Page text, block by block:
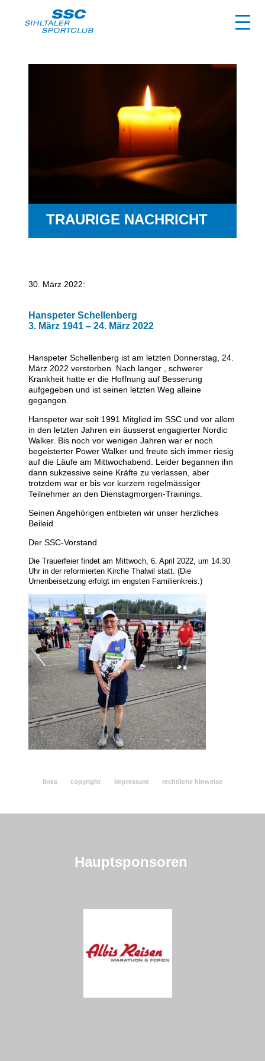
montagabend ganzkörpertraining
dienstagmorgen laufen
dienstagabend biken
mittwochabend laufen
donnerstagabend body-toning
donnerstagabend rennrad-ausfahrten
berichte
fotos + filme
touren
freitagabend triathlon-schwimmen
samstagmorgen-trainings
bestzeiten-meldung
marktplatz
sponsoren + gemeinden
ssc mitglieder-bereich
ssc-mitglieder-adressliste
ssc-gv 2026 (alle unterlagen)
protokolle gv 2015 – 2025
ssc-jahresprogramm 2026
TRAURIGE NACHRICHT
30. März 2022:
Hanspeter Schellenberg
3. März 1941 – 24. März 2022
Hanspeter Schellenberg ist am letzten Donnerstag, 24.
März 2022 verstorben. Nach langer , schwerer
Krankheit hatte er die Hoffnung auf Besserung
aufgegeben und ist seinen letzten Weg alleine
gegangen.
Hanspeter war seit 1991 Mitglied im SSC und vor allem
in den letzten Jahren ein äusserst engagierter Nordic
Walker. Bis noch vor wenigen Jahren war er noch
begeisterter Power Walker und freute sich immer riesig
auf die Läufe am Mittwochabend. Leider begannen ihn
dann sukzessive seine Kräfte zu verlassen, aber
trotzdem war er bis vor kurzem regelmässiger
Teilnehmer an den Dienstagmorgen-Trainings.
Seinen Angehörigen entbieten wir unser herzliches
Beileid.
Der SSC-Vorstand
Die Trauerfeier findet am Mittwoch, 6. April 2022, um 14.30
Uhr in der reformierten Kirche Thalwil statt. (Die
Urnenbeisetzung erfolgt im engsten Familienkreis.)
links copyright impressum rechtliche hinweise
Hauptsponsoren